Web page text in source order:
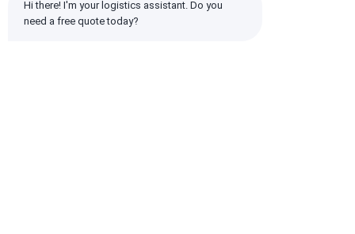
Hi there! I'm your logistics assistant. Do you
need a free quote today?